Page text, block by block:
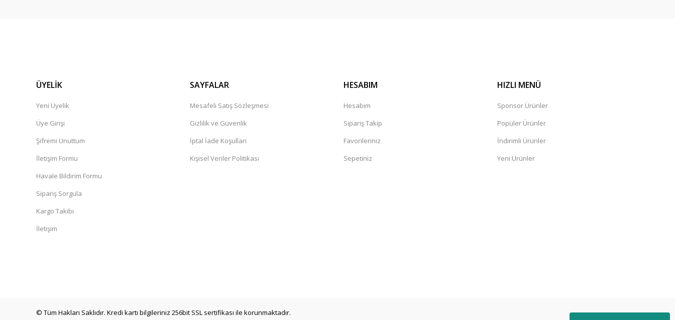
ÜYELİK
Yeni Üyelik
Üye Girişi
Şifremi Unuttum
İletişim Formu
Havale Bildirim Formu
Sipariş Sorgula
Kargo Takibi
İletişim
SAYFALAR
Mesafeli Satış Sözleşmesi
Gizlilik ve Güvenlik
İptal İade Koşullari
Kişisel Veriler Politikası
HESABIM
Hesabım
Sipariş Takip
Favorileriniz
Sepetiniz
HIZLI MENÜ
Sponsor Ürünler
Popüler Ürünler
İndirimli Ürünler
Yeni Ürünler
© Tüm Hakları Saklıdır. Kredi kartı bilgileriniz 256bit SSL sertifikası ile korunmaktadır.